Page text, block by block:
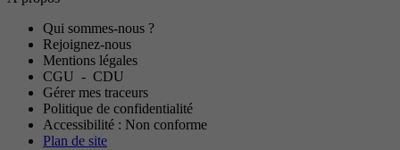
Qui sommes-nous ?
Rejoignez-nous
Mentions légales
CGU - CDU
Gérer mes traceurs
Politique de confidentialité
Accessibilité : Non conforme
Plan de site